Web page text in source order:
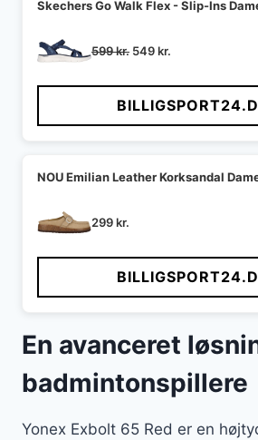
Skechers Go Walk Flex - Slip-Ins
599kr. Den
pris
var:
599 kr..
549kr.
pris
er:
549 kr..
NOU Emilian Leather Korksandal
299kr.
En avanceret
badmintonspillere
Yonex Exbolt 65 Red er en